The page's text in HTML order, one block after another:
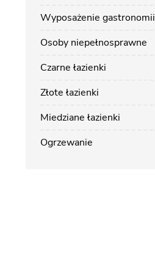
Wyposażenie gastronomii
Osoby niepełnosprawne
Czarne łazienki
Złote łazienki
Miedziane łazienki
Ogrzewanie